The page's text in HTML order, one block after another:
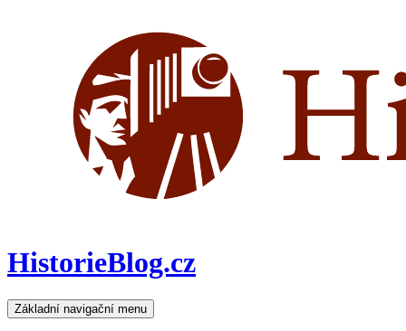
HistorieBlog.cz
Hledat
Základní navigační menu Přejít
k